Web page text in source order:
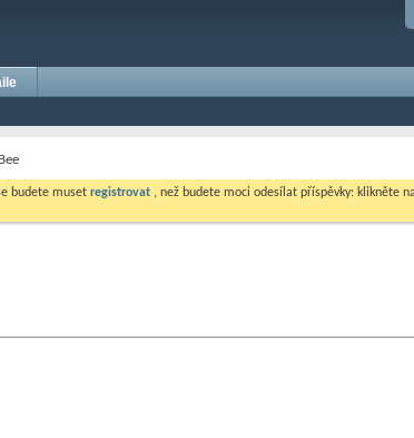
budete muset registrovat , než budete moci odesílat příspěvky: klikněte